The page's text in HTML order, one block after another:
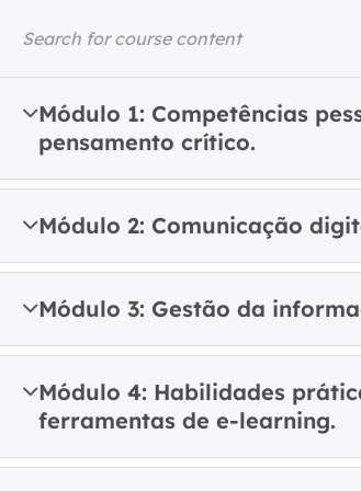
content
Home All Courses
Módulo 1: Competências
pensamento crítico.
Módulo 2: Comunicação
Módulo 3: Gestão da
Módulo 4: Habilidades
ferramentas de e-learning.